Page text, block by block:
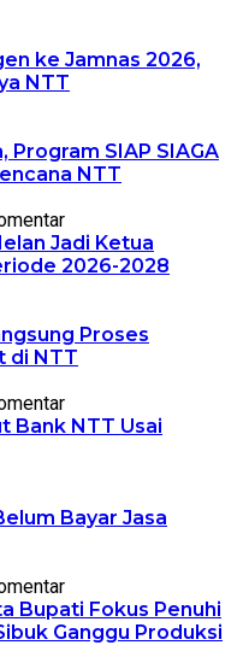
ke Jamnas 2026,
NTT
Program SIAP SIAGA
NTT
Jadi Ketua
2026-2028
Proses
di NTT
Bank NTT Usai
Bayar Jasa
Bupati Fokus Penuhi
Ganggu Produksi